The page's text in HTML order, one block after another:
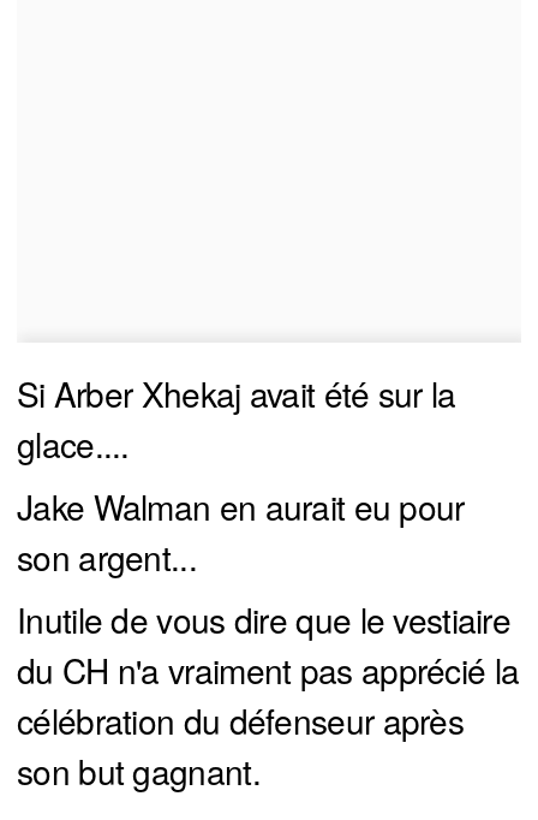
Si Arber Xhekaj avait été sur la
glace....
Jake Walman en aurait eu pour
son argent...
Inutile de vous dire que le vestiaire
du CH n'a vraiment pas apprécié la
célébration du défenseur après
son but gagnant.